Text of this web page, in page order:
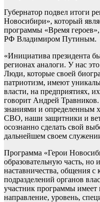
Губернатор подвел итоги
Новосибири», который
программы «Время
РФ Владимиром Путиным.
«Инициатива президента
регионах аналоги. У нас
Люди, которые своей
патриотизм, имеют
власти, на предприятиях,
говорит Андрей
знаниями и определенным
СВО, наши защитники и
осознанно сделать свой
дальнейшем своем
Программа «Герои
образовательную часть,
наставничества, общения с
подразделений органов
участник программы имеет
направление, уровень,